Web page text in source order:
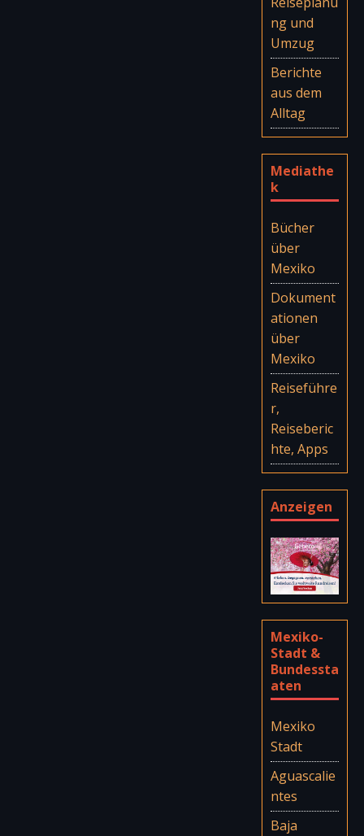
ng und
Umzug
Berichte
aus dem
Alltag
Mediathe
k
Bücher
über
Mexiko
Dokument
ationen
über
Mexiko
Reiseführe
r,
Reiseberic
hte, Apps
Anzeigen
Mexiko-
Stadt &
Bundessta
aten
Mexiko
Stadt
Aguascalie
ntes
Baja